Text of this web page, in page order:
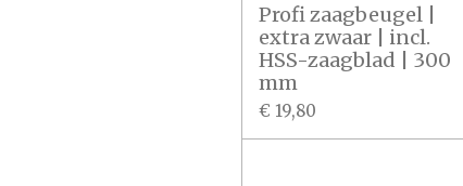
Profi zaagbeugel |
extra zwaar | incl.
HSS-zaagblad | 300
mm
€ 19,80